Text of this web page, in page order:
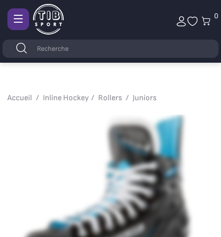
0
Mots
Rechercher
Afficher
navigation
Accueil Inline Hockey Rollers Juniors